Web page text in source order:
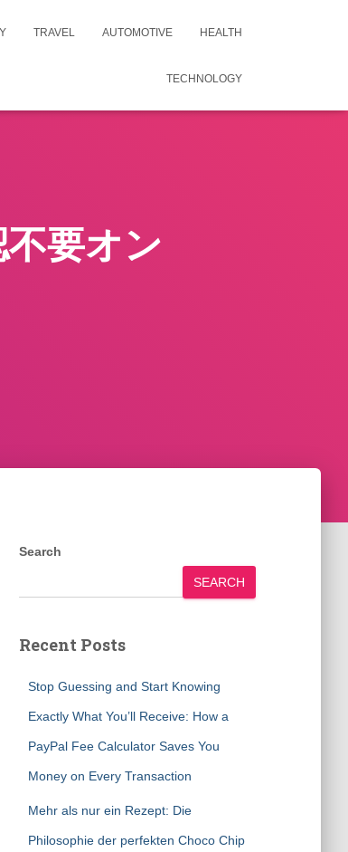
TRAVEL AUTOMOTIVE HEALTH
TECHNOLOGY
要オン
Search
SEARCH
Recent Posts
Stop Guessing and Start Knowing
Exactly What You’ll Receive: How a
PayPal Fee Calculator Saves You
Money on Every Transaction
Mehr als nur ein Rezept: Die
Philosophie der perfekten Choco Chip